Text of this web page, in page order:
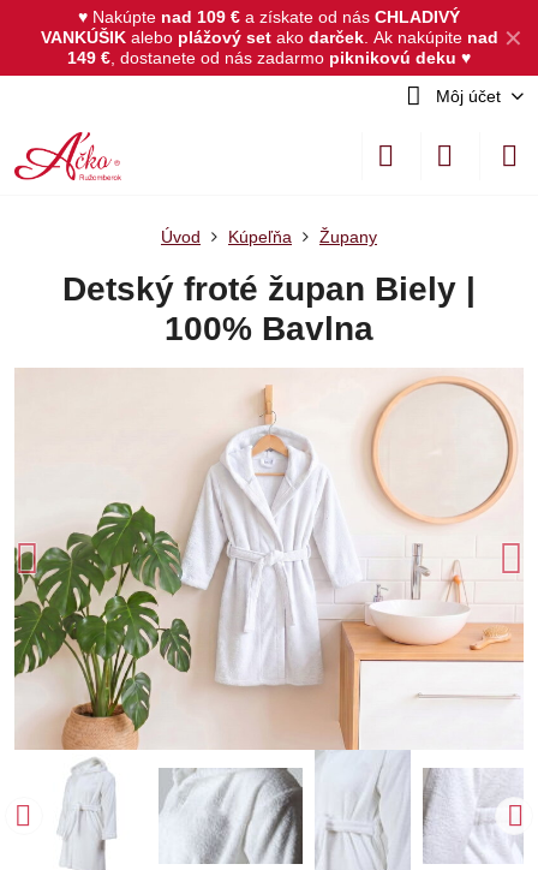
✕
♥ Nakúpte nad 109 € a získate od nás CHLADIVÝ
VANKÚŠIKalebo plážový set akodarček. Ak nakúpite nad
149 € , dostanete od nás zadarmo piknikovú deku ♥
Môj účet
Úvod Kúpeľňa Župany
Detský froté župan Biely |
100% Bavlna